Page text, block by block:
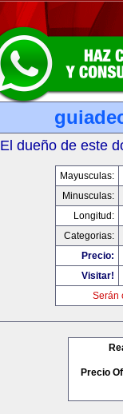
El dueño de este
Mayusculas:
Minusculas:
Longitud:
Categorias:
Precio:
Visitar!
Serán
Precio